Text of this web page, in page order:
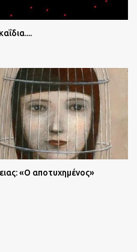
«Ο αποτυχημένος»